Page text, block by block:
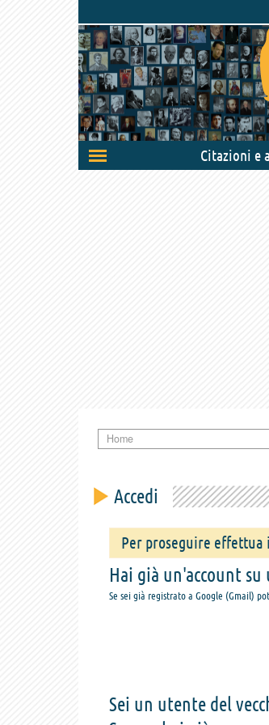
Attiva/disattiva
navigazione
Citazioni e
Home
Accedi
Per proseguire effettua
Hai già un'account
Se sei già registrato a Google (Gmail)
Sei un utente del